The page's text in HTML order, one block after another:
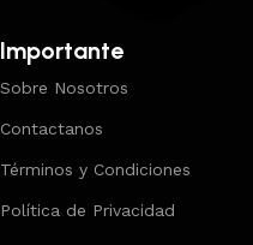
Importante
Sobre Nosotros
Contactanos
Términos y Condiciones
Política de Privacidad